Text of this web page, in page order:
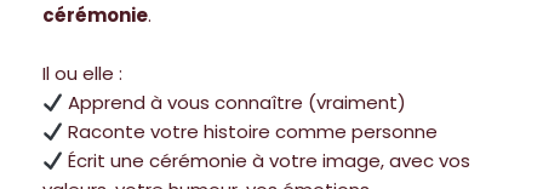
cérémonie.
Il ou elle :
Apprend à vous connaître (vraiment)
Raconte votre histoire comme personne
Écrit une cérémonie à votre image, avec vos